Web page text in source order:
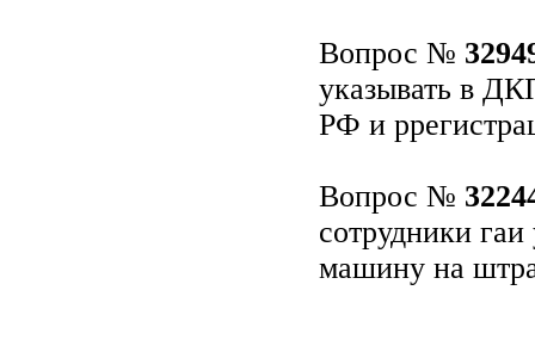
Вопрос №
указывать в
РФ и
Вопрос №
сотрудники
машину на